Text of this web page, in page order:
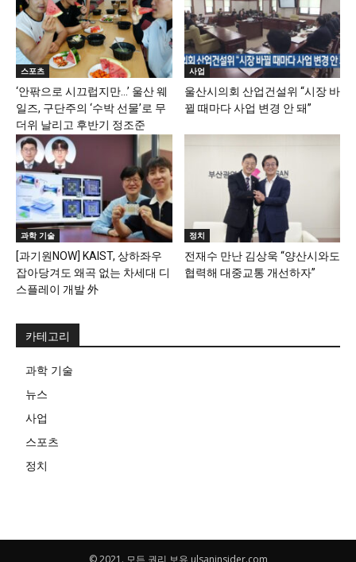
스포츠
‘안팎으로 시끄럽지만…’ 울산 웨
일즈, 구단주의 ‘수박 선물’로 무
더위 날리고 후반기 정조준
사업
울산시의회 산업건설위 “시장 바
뀔 때마다 사업 변경 안 돼”
과학 기술
[과기원NOW] KAIST, 상하좌우
잡아당겨도 왜곡 없는 차세대 디
스플레이 개발 外
정치
전재수 만난 김상욱 “양산시와도
협력해 대중교통 개선하자”
카테고리
과학 기술
뉴스
사업
스포츠
정치
© 2021. 모든 권리 보유 ulsaninsider.com